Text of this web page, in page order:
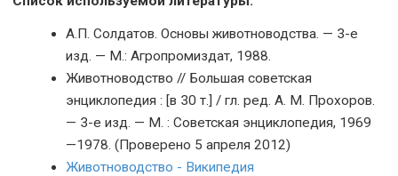
А.П. Солдатов. Основы животноводства. — 3-е
изд. — М.: Агропромиздат, 1988.
Животноводство // Большая советская
энциклопедия : [в 30 т.] / гл. ред. А. М. Прохоров.
— 3-е изд. — М. : Советская энциклопедия, 1969
—1978. (Проверено 5 апреля 2012)
Животноводство - Википедия